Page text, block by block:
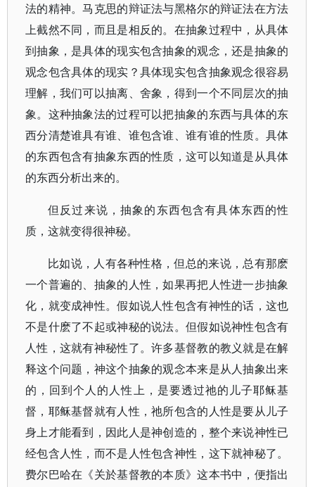
法的精神。马克思的辩证法与黑格尔的辩证法在方法
上截然不同，而且是相反的。在抽象过程中，从具体
到抽象，是具体的现实包含抽象的观念，还是抽象的
观念包含具体的现实？具体现实包含抽象观念很容易
理解，我们可以抽离、舍象，得到一个不同层次的抽
象。这种抽象法的过程可以把抽象的东西与具体的东
西分清楚谁具有谁、谁包含谁、谁有谁的性质。具体
的东西包含有抽象东西的性质，这可以知道是从具体
的东西分析出来的。
但反过来说，抽象的东西包含有具体东西的性
质，这就变得很神秘。
比如说，人有各种性格，但总的来说，总有那麽
一个普遍的、抽象的人性，如果再把人性进一步抽象
化，就变成神性。假如说人性包含有神性的话，这也
不是什麽了不起或神秘的说法。但假如说神性包含有
人性，这就有神秘性了。许多基督教的教义就是在解
释这个问题，神这个抽象的观念本来是从人抽象出来
的，回到个人的人性上，是要透过祂的儿子耶稣基
督，耶稣基督就有人性，祂所包含的人性是要从儿子
身上才能看到，因此人是神创造的，整个来说神性已
经包含人性，而不是人性包含神性，这下就神秘了。
费尔巴哈在《关於基督教的本质》这本书中，便指出